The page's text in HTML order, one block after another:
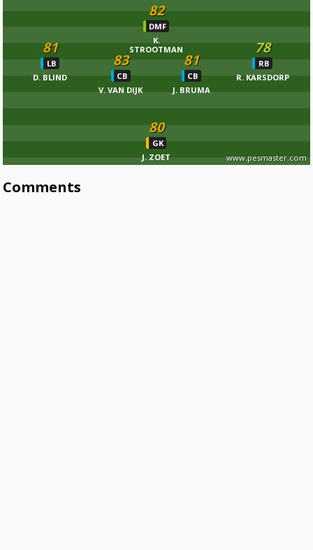
80
GK
J. ZOET
81
CB
J. BRUMA
83
CB
V. VAN DIJK
78
RB
R. KARSDORP
81
LB
D. BLIND
82
DMF
K.
STROOTMAN
www.pesmaster.com
Comments